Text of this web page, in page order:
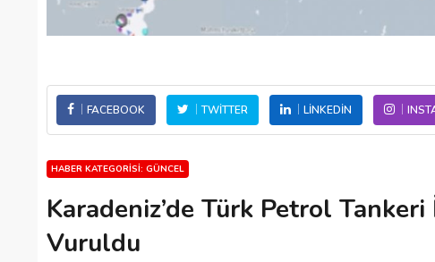
FACEBOOK TWITTER LINKEDIN
HABER KATEGORISI: GÜNCEL
Karadeniz’de Türk Petrol Tankeri
Vuruldu